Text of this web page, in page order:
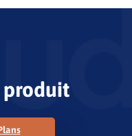
produit